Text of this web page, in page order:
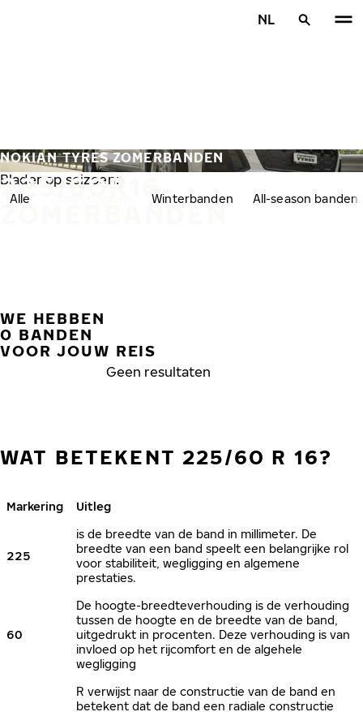
NL
225/60R16
ZOMERBANDEN
NOKIAN TYRES ZOMERBANDEN
Blader op seizoen:
Alle Winterbanden All-season banden
WE HEBBEN
0 BANDEN
VOOR JOUW REIS
Geen resultaten
WAT BETEKENT 225/60 R 16?
Markering Uitleg
225
is de breedte van de band in millimeter. De
breedte van een band speelt een belangrijke rol
voor stabiliteit, wegligging en algemene
prestaties.
60
De hoogte-breedteverhouding is de verhouding
tussen de hoogte en de breedte van de band,
uitgedrukt in procenten. Deze verhouding is van
invloed op het rijcomfort en de algehele
wegligging
R verwijst naar de constructie van de band en
betekent dat de band een radiale constructie